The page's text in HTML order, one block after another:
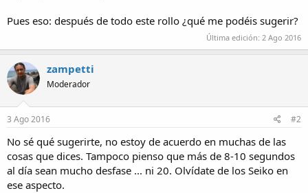
Pues eso: después de todo este rollo ¿qué me podéis sugerir?
Última edición: 2 Ago 2016
zampetti
Moderador
3 Ago 2016 #2
No sé qué sugerirte, no estoy de acuerdo en muchas de las
cosas que dices. Tampoco pienso que más de 8-10 segundos
al día sean mucho desfase ... ni 20. Olvídate de los Seiko en
ese aspecto.